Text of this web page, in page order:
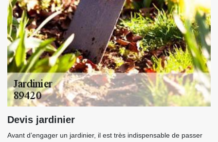
Devis jardinier
Avant d’engager un jardinier, il est très indispensable de passer